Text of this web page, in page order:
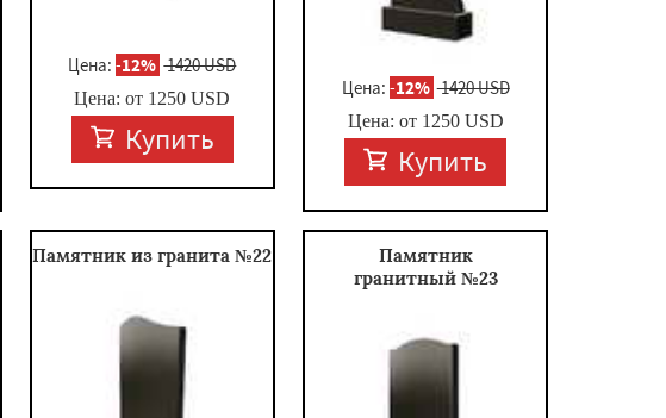
Цена:-12% 1420 USD
Цена: от 1250 USD
Купить
Цена: -12% 1420 USD
Цена: от 1250USD
Купить
Памятник из гранита №22
Памятник
гранитный №23